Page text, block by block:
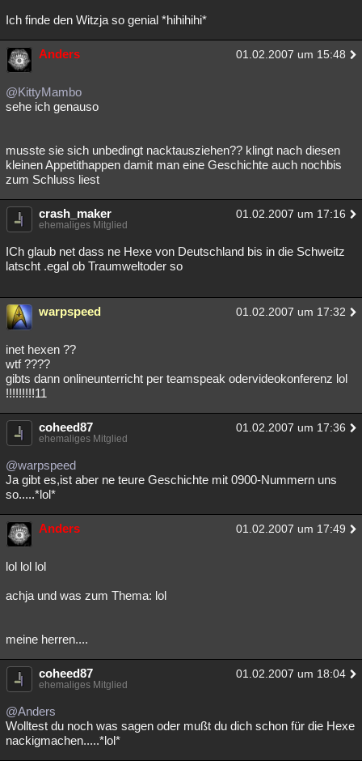
Ich finde den Witzja so genial *hihihihi*
Anders 01.02.2007 um 15:48
@KittyMambo
sehe ich genauso
musste sie sich unbedingt nacktausziehen?? klingt nach diesen
kleinen Appetithappen damit man eine Geschichte auch nochbis
zum Schluss liest
crash_maker 01.02.2007 um 17:16
ehemaliges Mitglied
ICh glaub net dass ne Hexe von Deutschland bis in die Schweitz
latscht .egal ob Traumweltoder so
warpspeed 01.02.2007 um 17:32
inet hexen ??
wtf ????
gibts dann onlineunterricht per teamspeak odervideokonferenz lol
!!!!!!!!!11
coheed87 01.02.2007 um 17:36
ehemaliges Mitglied
@warpspeed
Ja gibt es,ist aber ne teure Geschichte mit 0900-Nummern uns
so.....*lol*
Anders 01.02.2007 um 17:49
lol lol lol
achja und was zum Thema: lol
meine herren....
coheed87 01.02.2007 um 18:04
ehemaliges Mitglied
@Anders
Wolltest du noch was sagen oder mußt du dich schon für die Hexe
nackigmachen.....*lol*